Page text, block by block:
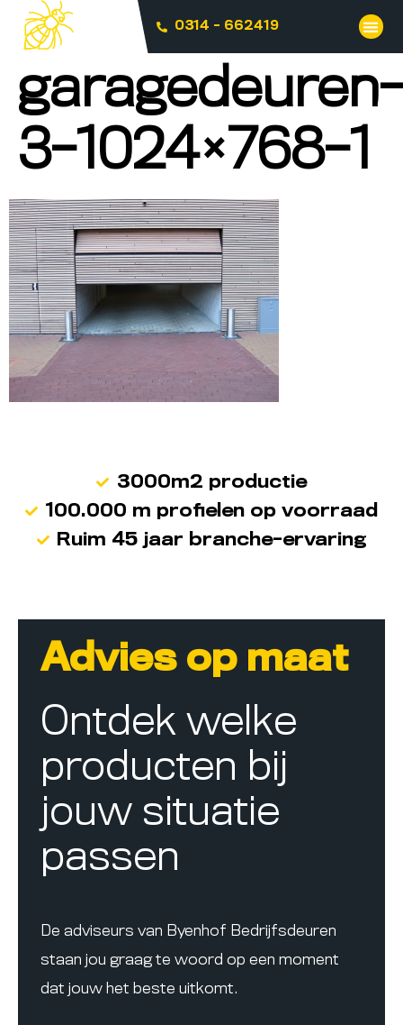
0314 - 662419
garagedeuren-
3-1024×768-1
3000m2 productie
100.000 m profielen op voorraad
Ruim 45 jaar branche-ervaring
Advies op maat
Ontdek welke
producten bij
jouw situatie
passen
De adviseurs van Byenhof Bedrijfsdeuren
staan jou graag te woord op een moment
dat jouw het beste uitkomt.